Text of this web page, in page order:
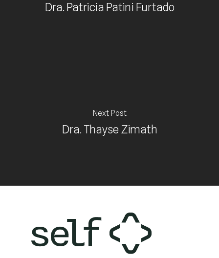
Dra. Patricia Patini Furtado
Next Post
Dra. Thayse Zimath